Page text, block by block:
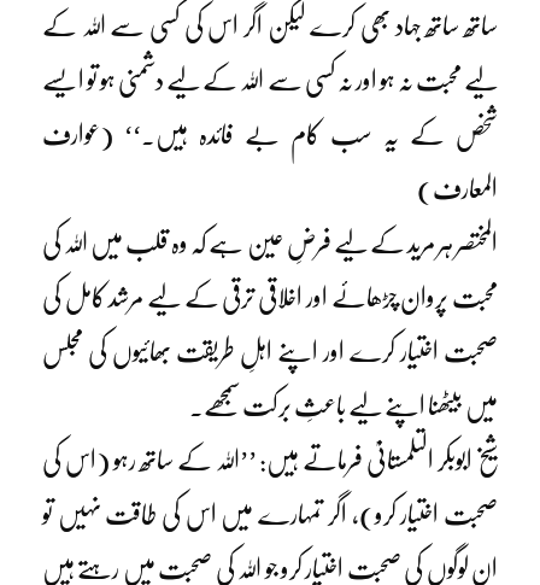
ساتھ ساتھ جہاد بھی کرے لیکن اگر اس کی کسی سے اللہ کے
لیے محبت نہ ہو اور نہ کسی سے اللہ کے لیے دشمنی ہو تو ایسے
شخص کے یہ سب کام بے فائدہ ہیں۔‘‘ (عوارف
المعارف)
المختصر ہر مرید کے لیے فرضِ عین ہے کہ وہ قلب میں اللہ کی
محبت پروان چڑھائے اور اخلاقی ترقی کے لیے مرشد کامل کی
صحبت اختیار کرے اور اپنے اہلِ طریقت بھائیوں کی مجلس
میں بیٹھنا اپنے لیے باعثِ برکت سمجھے۔
شیخ ابوبکر التلمستانیؒ فرماتے ہیں: ’’اللہ کے ساتھ رہو (اس کی
صحبت اختیار کرو)، اگر تمہارے میں اس کی طاقت نہیں تو
ان لوگوں کی صحبت اختیار کرو جو اللہ کی صحبت میں رہتے ہیں